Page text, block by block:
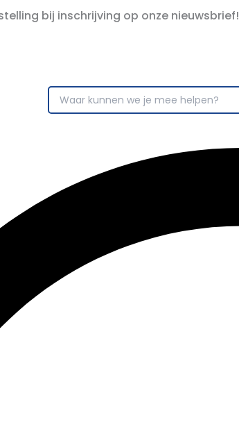
bij inschrijving op onze nieuwsbrief!